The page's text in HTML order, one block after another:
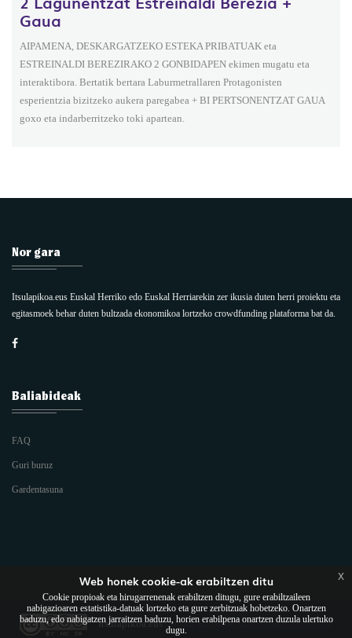
Gaua
AIPAMENA, DESKARGATZEKO ESTEKA PRIBATUAK eta
ESTREINALDI BEREZIRAKO 2 GONBIDAPEN ekimen mugatu eta
interaktibora. Bertatik bertara Laburmetrallaren Protagonisten
esperientzia bizitzeko aukera paregabea + BI PERTSONENTZAT GAUA
goxo eta indarberritzeko toki apartean.
Nor gara
Itsulapikoa.eus Euskal Herriko edo Euskal Herriarekin zer ikusia duten herri proiektu eta
egitasmoek behar duten bultzada ekonomikoa lortzeko crowdfunding plataforma bat da.
Baliabideak
FAQ
Guri buruz
Gardentasuna
Itsulapikoa.eusAitortu-EzKomertziala-PartekatuBerdin
Web honek cookie-ak erabiltzen ditu
Cookie propioak eta hirugarrenenak erabiltzen ditugu, gure erabiltzaileen
nabigazioaren estatistika-datuak lortzeko eta gure zerbitzuak hobetzeko. Onartzen
baduzu, edo nabigatzen jarraitzen baduzu, horien erabilpena onartzen duzula ulertuko
dugu.
x